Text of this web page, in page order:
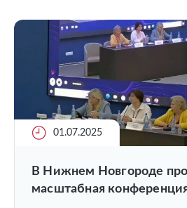
01.07.2025
В Нижнем Новгороде
масштабная